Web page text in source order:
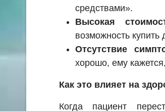
средствами».
Высокая
возможность купить
Отсутствие
хорошо, ему
Как это влияет на
Когда пациент